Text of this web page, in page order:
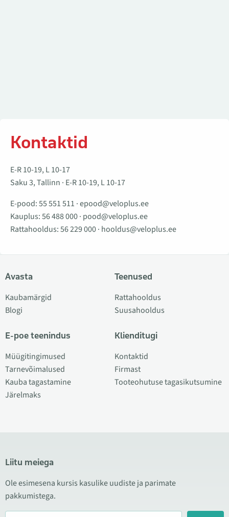
Kontaktid
E-R 10-19, L 10-17
Saku 3, Tallinn · E-R 10-19, L 10-17
E-pood:55 551 511 ·epood@veloplus.ee
Kauplus:56 488 000· pood@veloplus.ee
Rattahooldus:56 229 000· hooldus@veloplus.ee
Avasta
Kaubamärgid
Blogi
E-poe teenindus
Müügitingimused
Tarnevõimalused
Kauba tagastamine
Järelmaks
Teenused
Rattahooldus
Suusahooldus
Klienditugi
Kontaktid
Firmast
Tooteohutuse tagasikutsumine
Liitu meiega
Ole esimesena kursis kasulike uudiste ja parimate
pakkumistega.